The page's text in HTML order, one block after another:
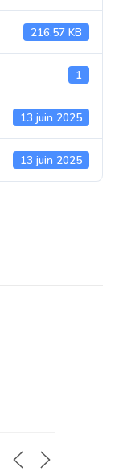
216.57 KB
1
13 juin 2025
13 juin 2025